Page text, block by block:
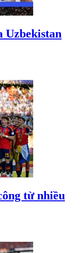
Uzbekistan
từ nhiều